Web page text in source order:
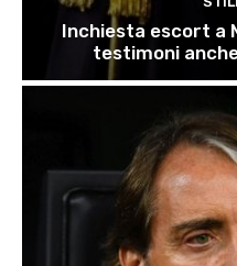
Inchiesta escort a
testimoni